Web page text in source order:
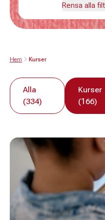
Rensa alla
Hem Kurser
Alla
(334)
Kurser
(166)